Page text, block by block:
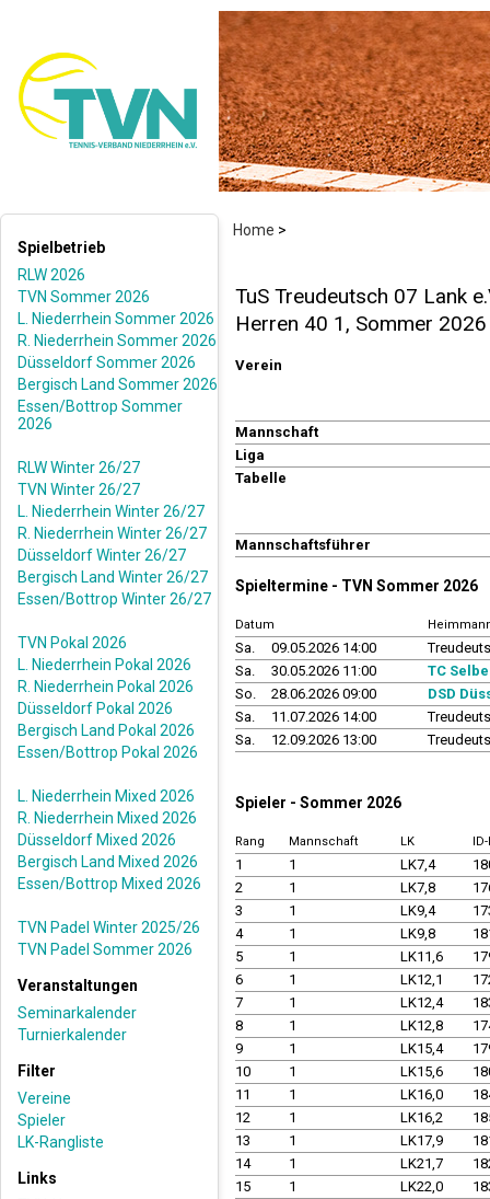
Home >
Spielbetrieb
RLW 2026
TVN Sommer 2026
L. Niederrhein Sommer 2026
R. Niederrhein Sommer 2026
Düsseldorf Sommer 2026
Bergisch Land Sommer 2026
Essen/Bottrop Sommer
2026
RLW Winter 26/27
TVN Winter 26/27
L. Niederrhein Winter 26/27
R. Niederrhein Winter 26/27
Düsseldorf Winter 26/27
Bergisch Land Winter 26/27
Essen/Bottrop Winter 26/27
TVN Pokal 2026
L. Niederrhein Pokal 2026
R. Niederrhein Pokal 2026
Düsseldorf Pokal 2026
Bergisch Land Pokal 2026
Essen/Bottrop Pokal 2026
L. Niederrhein Mixed 2026
R. Niederrhein Mixed 2026
Düsseldorf Mixed 2026
Bergisch Land Mixed 2026
Essen/Bottrop Mixed 2026
TVN Padel Winter 2025/26
TVN Padel Sommer 2026
Veranstaltungen
Seminarkalender
Turnierkalender
Filter
Vereine
Spieler
LK-Rangliste
Links
TuS Treudeutsch 07 Lank
Herren 40 1, Sommer 2026
Verein
Mannschaft
Liga
Tabelle
Mannschaftsführer
Spieltermine - TVN Sommer 2026
Datum
Sa. 09.05.2026 14:00
Sa.
30.05.2026 11:00
TC
So.
28.06.2026 09:00
DSD
Sa.
11.07.2026 14:00
Sa.
12.09.2026 13:00
Spieler - Sommer 2026
Rang Mannschaft LK
1 1 LK7,4
2
1 LK7,8
3
1 LK9,4
4
1 LK9,8
5
1 LK11,6
6
1 LK12,1
7
1 LK12,4
8
1 LK12,8
9
1 LK15,4
10
1 LK15,6
11
1 LK16,0
12
1 LK16,2
13
1 LK17,9
14
1 LK21,7
15
1 LK22,0